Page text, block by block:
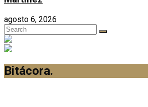
agosto 6, 2026
Bitácora.